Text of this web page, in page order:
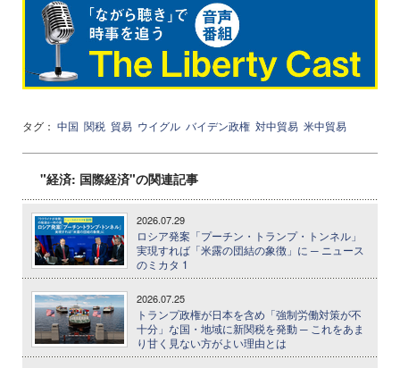
タグ： 中国 関税 貿易 ウイグル バイデン政権 対中貿易 米中貿易
"経済: 国際経済"の関連記事
2026.07.29
ロシア発案「プーチン・トランプ・トンネル」
実現すれば「米露の団結の象徴」に ─ ニュース
のミカタ 1
2026.07.25
トランプ政権が日本を含め「強制労働対策が不
十分」な国・地域に新関税を発動 ─ これをあま
り甘く見ない方がよい理由とは